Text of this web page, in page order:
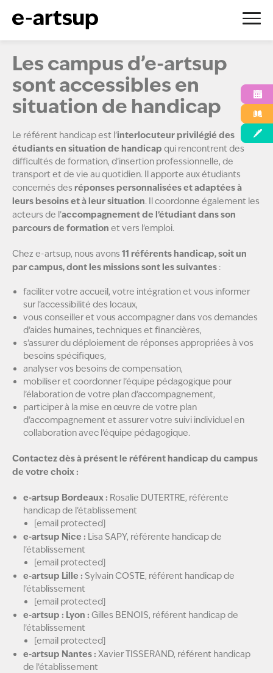
contenu
Les campus d’e-artsup
sont accessibles en
situation de handicap
Le référent handicap est l’interlocuteur privilégié des
étudiants en situation de handicap qui rencontrent des
difficultés de formation, d’insertion professionnelle, de
transport et de vie au quotidien. Il apporte aux étudiants
concernés des réponses personnalisées et adaptées à
leurs besoins et à leur situation. Il coordonne également les
acteurs de l’accompagnement de l’étudiant dans son
parcours de formation et vers l’emploi.
Chez e-artsup, nous avons 11 référents handicap, soit un
par campus, dont les missions sont les suivantes :
faciliter votre accueil, votre intégration et vous informer
sur l’accessibilité des locaux,
vous conseiller et vous accompagner dans vos demandes
d’aides humaines, techniques et financières,
s’assurer du déploiement de réponses appropriées à vos
besoins spécifiques,
analyser vos besoins de compensation,
mobiliser et coordonner l’équipe pédagogique pour
l’élaboration de votre plan d’accompagnement,
participer à la mise en œuvre de votre plan
d’accompagnement et assurer votre suivi individuel en
collaboration avec l’équipe pédagogique.
Contactez dès à présent le référent handicap du campus
de votre choix :
e-artsup Bordeaux : Rosalie DUTERTRE, référente
handicap de l’établissement
[email protected]
e-artsup Nice : Lisa SAPY, référente handicap de
l’établissement
[email protected]
e-artsup Lille : Sylvain COSTE, référent handicap de
l’établissement
[email protected]
e-artsup : Lyon : Gilles BENOIS, référent handicap de
l’établissement
[email protected]
e-artsup Nantes :Xavier TISSERAND, référent handicap
de l’établissement